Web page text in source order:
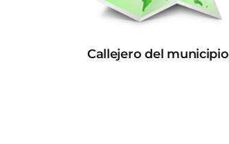
Callejero del municipio